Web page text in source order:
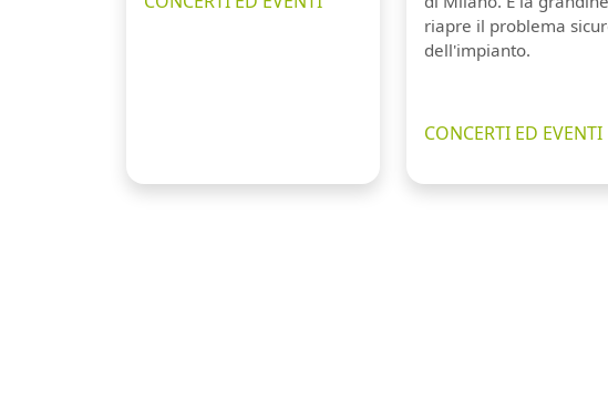
riapre il problema
dell'impianto.
CONCERTI ED EVENTI